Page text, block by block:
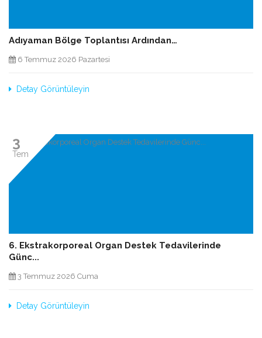
Adıyaman Bölge Toplantısı Ardından…
6 Temmuz 2026 Pazartesi
Detay Görüntüleyin
3
Tem
6. Ekstrakorporeal Organ Destek Tedavilerinde
Günc...
3 Temmuz 2026 Cuma
Detay Görüntüleyin